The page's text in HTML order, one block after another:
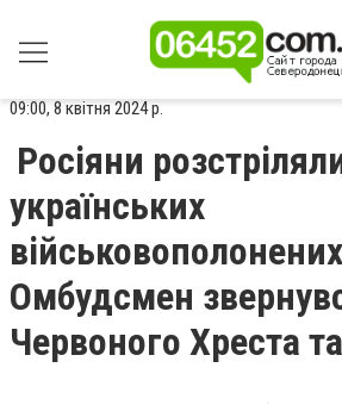
09:00, 8 квітня 2024 р.
Росіяни
українських
Омбудсмен
Червоного Хреста